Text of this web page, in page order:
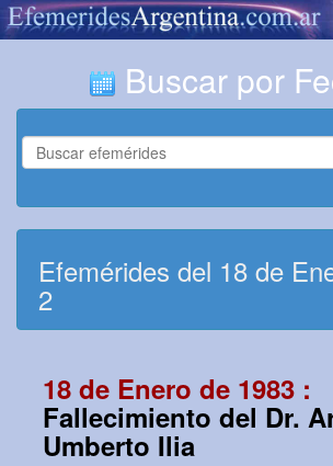
Buscar por
Efemérides del 18 de
2
18 de Enero de 1983 :
Fallecimiento del Dr.
Umberto Ilia